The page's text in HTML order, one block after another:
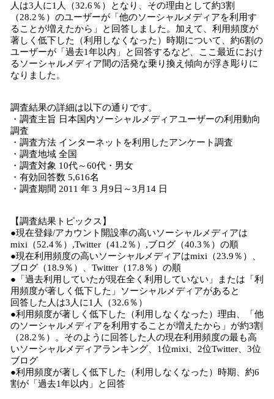
人は3人に1人（32.6％）となり、その理由として約3割
（28.2％）のユーザーが「他のソーシャルメディアを利用す
ることが増えたから」と回答しました。加えて、利用頻度が
著しく低下した（利用しなくなった）時期について、約6割の
ユーザーが「過去1年以内」と回答するなど、ここ最近におけ
るソーシャルメディア間の活発な乗り換え傾向が浮き彫りに
なりました。
調査結果の詳細は以下の通りです。
・調査主旨 日本国内ソーシャルメディアユーザーの利用動向
調査
・調査方法 インターネットを利用したアンケート調査
・調査地域 全国
・調査対象 10代～60代・男女
・有効回答数 5,616名
・調査期間 2011 年 3 月9日～3月14 日
【調査結果トピックス】
●現在登録/アカウント開設率の高いソーシャルメディアは
mixi（52.4％）,Twitter（41.2％）,ブログ（40.3％）の順
●現在利用頻度の高いソーシャルメディアはmixi（23.9％）、
ブログ（18.9％）、Twitter（17.8％）の順
●「過去利用していたが現在全く利用していない」または「利
用頻度が著しく低下した」ソーシャルメディアがあると
回答した人は3人に1人（32.6％）
●利用頻度が著しく低下した（利用しなくなった）理由、「他
のソーシャルメディアを利用することが増えたから」が約3割
（28.2％）。そのように回答した人の現在利用頻度の最も高
いソーシャルメディアランキング、1位mixi、2位Twitter、3位
ブログ
●利用頻度が著しく低下した（利用しなくなった）時期、約6
割が「過去1年以内」と回答